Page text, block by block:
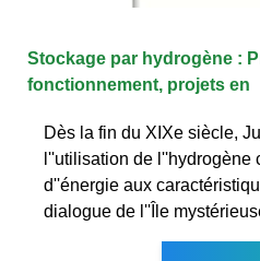
Stockage par hydrogène :
fonctionnement, projets en
Dès la fin du XIXe siècle,
l''utilisation de l''hydrogène
d''énergie aux
dialogue de l''Île